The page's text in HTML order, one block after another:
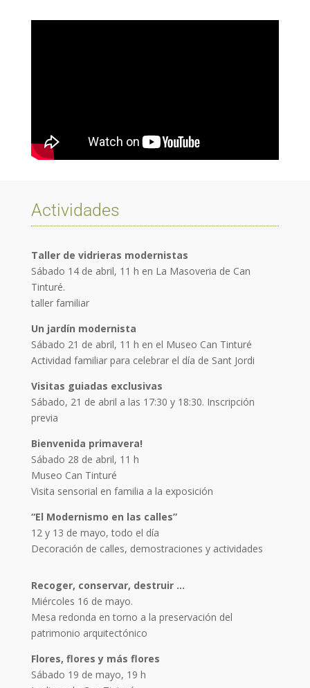
Actividades
Taller de vidrieras modernistas
Sábado 14 de abril, 11 h en La Masoveria de Can
Tinturé.
taller familiar
Un jardín modernista
Sábado 21 de abril, 11 h en el Museo Can Tinturé
Actividad familiar para celebrar el día de Sant Jordi
Visitas guiadas exclusivas
Sábado, 21 de abril a las 17:30 y 18:30. Inscripción
previa
Bienvenida primavera!
Sábado 28 de abril, 11 h
Museo Can Tinturé
Visita sensorial en familia a la exposición
“El Modernismo en las calles”
12 y 13 de mayo, todo el día
Decoración de calles, demostraciones y actividades
Recoger, conservar, destruir …
Miércoles 16 de mayo.
Mesa redonda en torno a la preservación del
patrimonio arquitectónico
Flores, flores y más flores
Sábado 19 de mayo, 19 h